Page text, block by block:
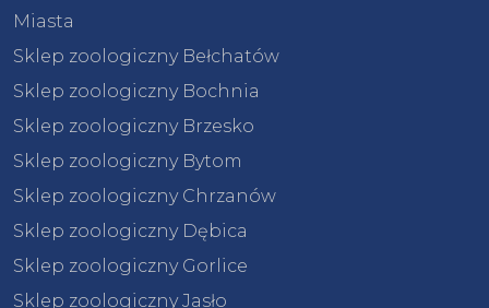
Miasta
Sklep zoologiczny Bełchatów
Sklep zoologiczny Bochnia
Sklep zoologiczny Brzesko
Sklep zoologiczny Bytom
Sklep zoologiczny Chrzanów
Sklep zoologiczny Dębica
Sklep zoologiczny Gorlice
Sklep zoologiczny Jasło